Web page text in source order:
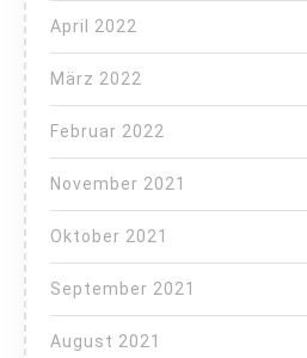
April 2022
März 2022
Februar 2022
November 2021
Oktober 2021
September 2021
August 2021